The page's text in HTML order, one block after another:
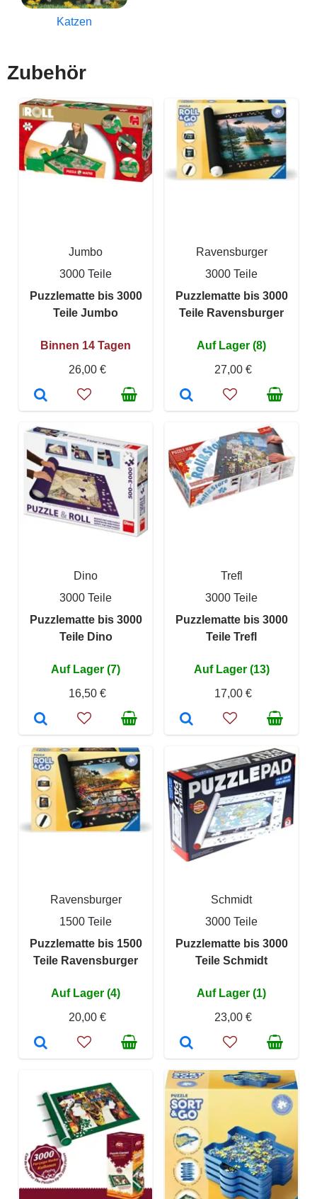
Katzen
Zubehör
Jumbo
3000 Teile
Puzzlematte bis 3000
Teile Jumbo
Binnen 14 Tagen
26,00 €
Ravensburger
3000 Teile
Puzzlematte bis 3000
Teile Ravensburger
Auf Lager (8)
27,00 €
Dino
3000 Teile
Puzzlematte bis 3000
Teile Dino
Auf Lager (7)
16,50 €
Trefl
3000 Teile
Puzzlematte bis 3000
Teile Trefl
Auf Lager (13)
17,00 €
Ravensburger
1500 Teile
Puzzlematte bis 1500
Teile Ravensburger
Auf Lager (4)
20,00 €
Schmidt
3000 Teile
Puzzlematte bis 3000
Teile Schmidt
Auf Lager (1)
23,00 €